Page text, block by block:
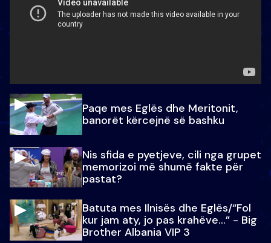
Paqe mes Eglës dhe Meritonit,
banorët kërcejnë së bashku
Nis sfida e pyetjeve, cili nga grupet
memorizoi më shumë fakte për
pastat?
Batuta mes Ilnisës dhe Eglës/“Fol
kur jam aty, jo pas krahëve…” - Big
Brother Albania VIP 3